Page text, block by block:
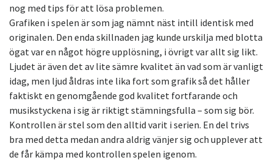
nog med tips för att lösa problemen.
Grafiken i spelen är som jag nämnt näst intill identisk med
originalen. Den enda skillnaden jag kunde urskilja med blotta
ögat var en något högre upplösning, i övrigt var allt sig likt.
Ljudet är även det av lite sämre kvalitet än vad som är vanligt
idag, men ljud åldras inte lika fort som grafik så det håller
faktiskt en genomgående god kvalitet fortfarande och
musikstyckena i sig är riktigt stämningsfulla – som sig bör.
Kontrollen är stel som den alltid varit i serien. En del trivs
bra med detta medan andra aldrig vänjer sig och upplever att
de får kämpa med kontrollen spelen igenom.